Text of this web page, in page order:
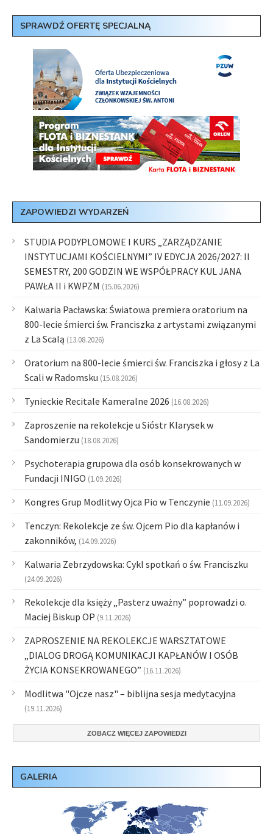
SPRAWDŹ OFERTĘ SPECJALNĄ
ZAPOWIEDZI WYDARZEŃ
STUDIA PODYPLOMOWE I KURS „ZARZĄDZANIE
INSTYTUCJAMI KOŚCIELNYMI” IV EDYCJA 2026/2027: II
SEMESTRY, 200 GODZIN WE WSPÓŁPRACY KUL JANA
PAWŁA II i KWPZM (15.06.2026)
Kalwaria Pacławska: Światowa premiera oratorium na
800-lecie śmierci św. Franciszka z artystami związanymi
z La Scalą (13.08.2026)
Oratorium na 800-lecie śmierci św. Franciszka i głosy z La
Scali w Radomsku (15.08.2026)
Tynieckie Recitale Kameralne 2026 (16.08.2026)
Zaproszenie na rekolekcje u Sióstr Klarysek w
Sandomierzu (18.08.2026)
Psychoterapia grupowa dla osób konsekrowanych w
Fundacji INIGO (1.09.2026)
Kongres Grup Modlitwy Ojca Pio w Tenczynie (11.09.2026)
Tenczyn: Rekolekcje ze św. Ojcem Pio dla kapłanów i
zakonników, (14.09.2026)
Kalwaria Zebrzydowska: Cykl spotkań o św. Franciszku
(24.09.2026)
Rekolekcje dla księży „Pasterz uważny” poprowadzi o.
Maciej Biskup OP (9.11.2026)
ZAPROSZENIE NA REKOLEKCJE WARSZTATOWE
„DIALOG DROGĄ KOMUNIKACJI KAPŁANÓW I OSÓB
ŻYCIA KONSEKROWANEGO” (16.11.2026)
Modlitwa "Ojcze nasz" – biblijna sesja medytacyjna
(19.11.2026)
ZOBACZ WIĘCEJ ZAPOWIEDZI
GALERIA